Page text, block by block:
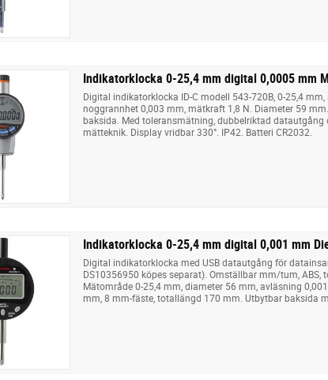
Indikatorklocka 0-25,4 mm digital 0,0005 mm
Digital indikatorklocka ID-C modell 543-720B, 0-25,4
noggrannhet 0,003 mm, mätkraft 1,8 N. Diameter 59
baksida. Med toleransmätning, dubbelriktad
mätteknik. Display vridbar 330°. IP42. Batteri CR2032.
Indikatorklocka 0-25,4 mm digital 0,001 mm
Digital indikatorklocka med USB datautgång för
DS10356950 köpes separat). Omställbar mm/tum, ABS,
Mätområde 0-25,4 mm, diameter 56 mm, avläsning
mm, 8 mm-fäste, totallängd 170 mm. Utbytbar baksida